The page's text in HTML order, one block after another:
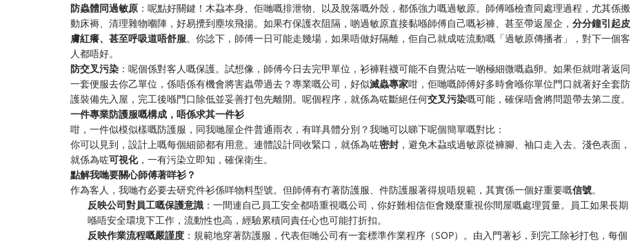
防蟲體同過敏原 ：呢點好關鍵！木蝨本身、佢哋嘅排泄物、以及脫落嘅外殼，都係強力嘅過敏原。師傅喺檢查同處理過程，尤其係搬
動床褥、清理雜物嗰陣，好易攪到塵埃飛揚。如果冇保護衣阻隔，啲過敏原直接黏喺師傅自己嘅衫褲、甚至帶返屋企， 分分鐘引起皮
膚紅癢、甚至呼吸道唔舒服。你諗下，師傅一日可能走幾場，如果唔做好隔離，佢自己就成咗流動嘅「過敏原傳播者」，對下一個客
人都唔好。
防交叉污染 ：呢個係對客人嘅保護。試想像，師傅今日去完甲單位，衫褲鞋襪可能不自覺沾咗一啲極細微嘅蟲卵。如果佢就咁著返同
一套便服去你乙單位，係唔係有機會將害蟲帶過去？專業嘅公司，好似滅蟲專家咁，佢哋嘅師傅好多時會喺你單位門口就著好全套防
護裝備先入屋，完工後喺門口除低並妥善打包先離開。呢個程序，就係為咗斷絕任何交叉污染嘅可能，確保唔會將問題帶去第二度。
一件專業防護服嘅構成，唔係求其一件衫
咁，一件似模似樣嘅防護服，同我哋屋企件普通雨衣，有咩具體分別？我哋可以睇下呢個簡單嘅對比：
你可以見到，設計上嘅每個細節都有用意。連體設計同收緊口，就係為咗密封 ，避免木蝨或過敏原從褲腳、袖口走入去。淺色表面，
就係為咗可視化，一有污染立即知，確保衛生。
點解我哋要關心師傅著咩衫？
作為客人，我哋冇必要去研究件衫係咩物料型號。但師傅有冇著防護服、件防護服著得規唔規範，其實係一個好重要嘅信號。
反映公司對員工嘅保護意識 ：一間連自己員工安全都唔重視嘅公司，你好難相信佢會幾麼重視你間屋嘅處理質量。員工如果長期
喺唔安全環境下工作，流動性也高，經驗累積同責任心也可能打折扣。
反映作業流程嘅嚴謹度 ：規範地穿著防護服，代表佢哋公司有一套標準作業程序（SOP）。由入門著衫，到完工除衫打包，每個